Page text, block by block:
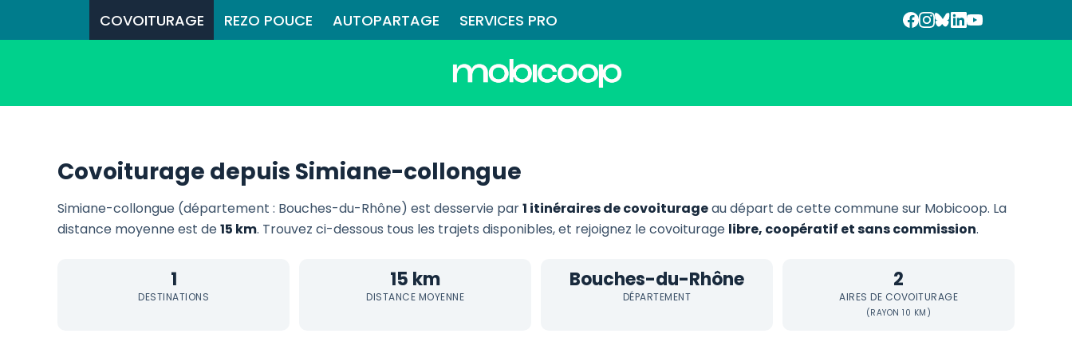
COVOITURAGE REZO POUCE AUTOPARTAGE SERVICES PRO
Covoiturage depuis Simiane-collongue
Simiane-collongue (département : Bouches-du-Rhône) est desservie par1 itinéraires de covoiturageau départ de cette commune sur Mobicoop. La
distance moyenne est de15 km. Trouvez ci-dessous tous les trajets disponibles, et rejoignez le covoiturage libre, coopératif et sans commission.
1
DESTINATIONS
15 km
DISTANCE MOYENNE
Bouches-du-Rhône
DÉPARTEMENT
2
AIRES DE COVOITURAGE
(RAYON 10 KM)